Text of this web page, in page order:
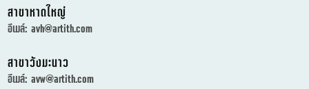
สาขาหาดใหญ่
อีเมล์:avh@artith.com
สาขาวังมะนาว
อีเมล์:avw@artith.com